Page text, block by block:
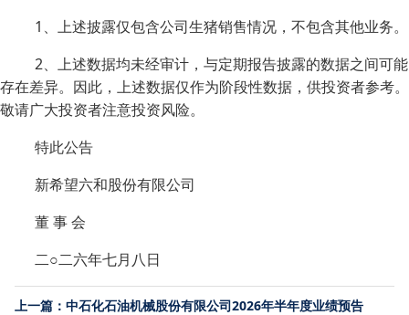
1、上述披露仅包含公司生猪销售情况，不包含其他业务。
2、上述数据均未经审计，与定期报告披露的数据之间可能
存在差异。因此，上述数据仅作为阶段性数据，供投资者参考。
敬请广大投资者注意投资风险。
特此公告
新希望六和股份有限公司
董 事 会
二○二六年七月八日
上一篇：中石化石油机械股份有限公司2026年半年度业绩预告